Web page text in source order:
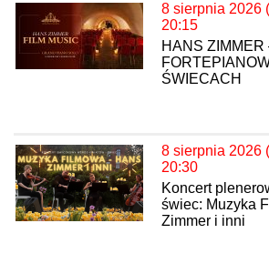
8 sierpnia 2026
20:15
HANS
ŚWIECACH
8 sierpnia 2026
20:30
Koncert
świec: Muzyka
Zimmer i inni